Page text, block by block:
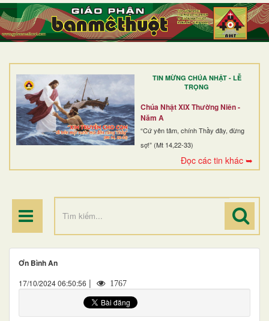
TIN MỪNG CHÚA NHẬT - LỄ
TRỌNG
Chúa Nhật XIX Thường Niên -
Năm A
“Cứ yên tâm, chính Thầy đây, đừng
sợ!” (Mt 14,22-33)
Đọc các tin khác ➥
TRANG NHẤT
GIỚI THIỆU
DÒNG TU
BAN MỤC VỤ
ĐOÀN THỂ CG
Ơn Bình An
17/10/2024 06:50:56 | 1767